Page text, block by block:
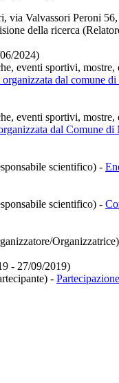
via Valvassori Peroni
della ricerca
2024)
eventi sportivi,
dal comune
eventi sportivi,
dal Comune di
scientifico) -
scientifico) -
Organizzatrice)
- 27/09/2019)
-